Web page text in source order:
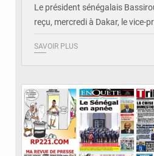
Le président sénégalais
reçu, mercredi à Dakar, le vice-
SAVOIR PLUS